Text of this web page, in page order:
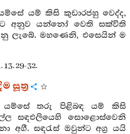
යම් කිසි කුඩාරජහු වෙද්ද,
අනුව යන්නෝ වෙති සක්විති
ලැබේ. මහණෙනි, එසෙයින් ම
13. 29-32.
සූත්‍ර
යම්සේ තරු පිළිබඳ යම් කිසි
සඳඑලියෙහි සොළොස්වෙනි
අගී. සඳරැස් ඔවුන්ට අග්‍ර යයි